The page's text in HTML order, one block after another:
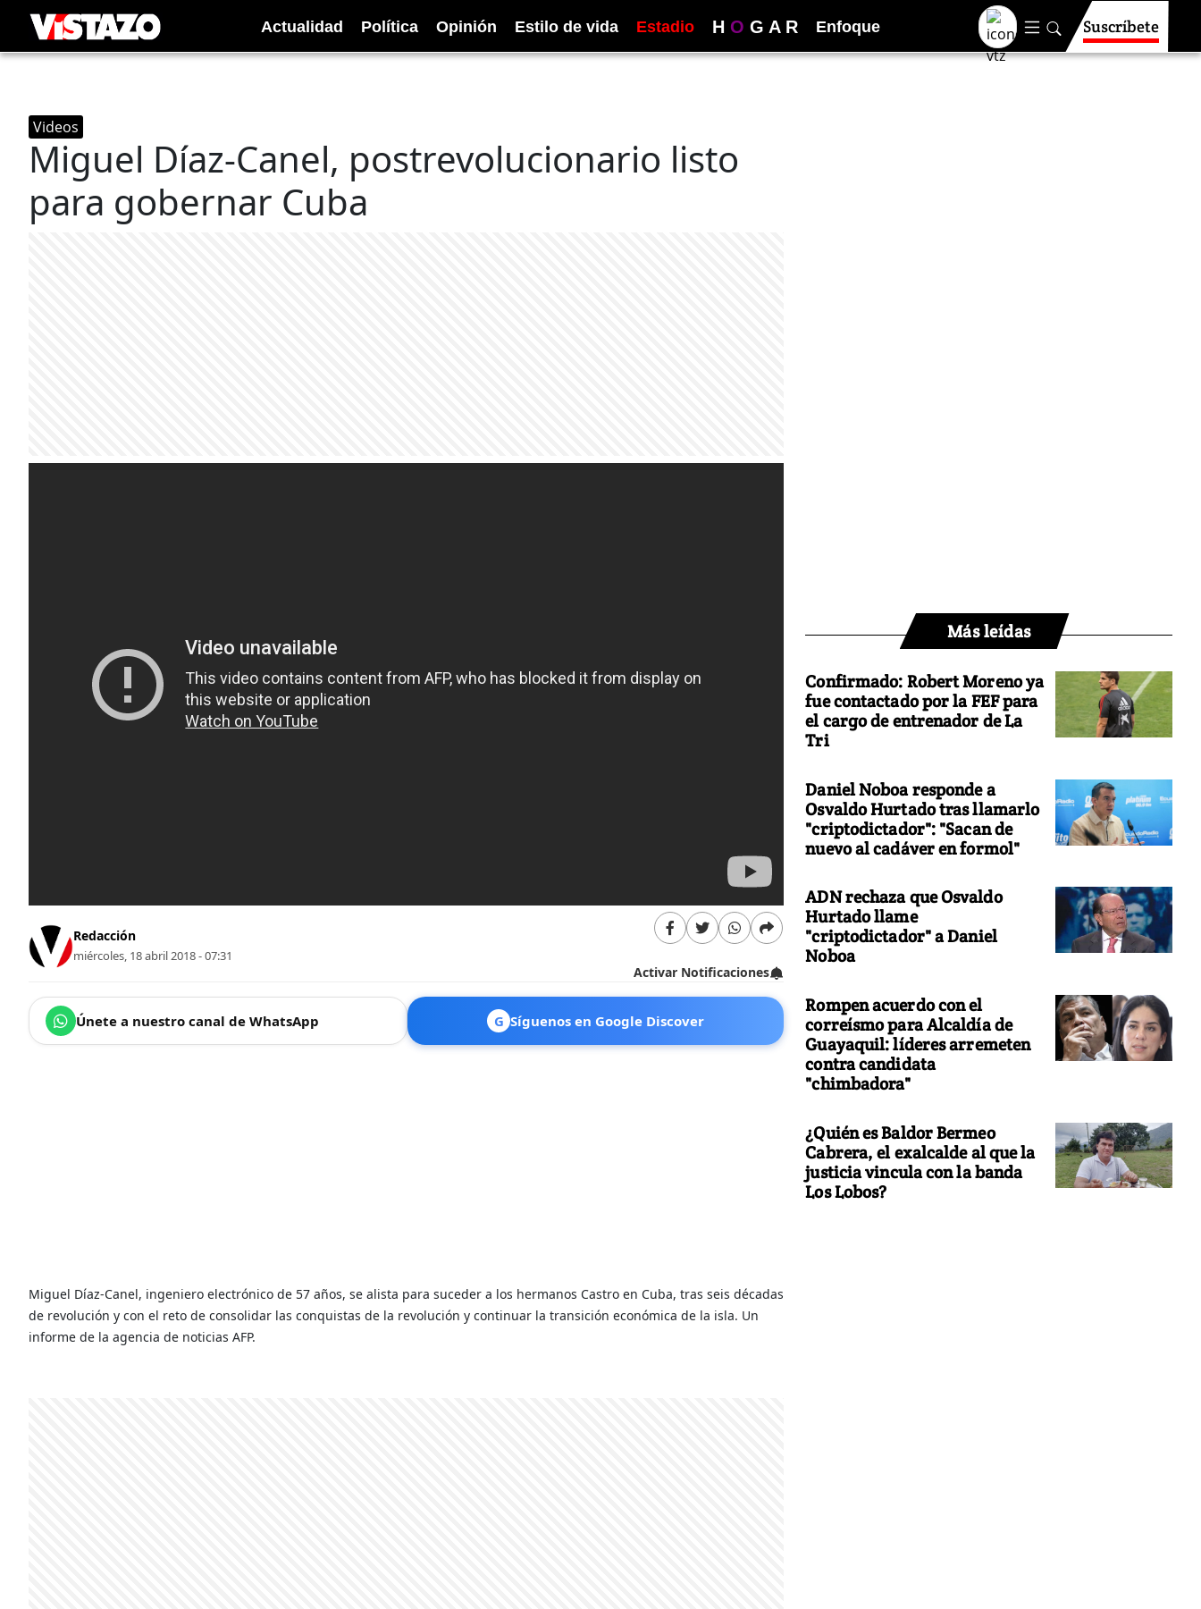
Actualidad Política Opinión Estilo de vida Estadio H O G A R Enfoque Suscríbete
Videos
Miguel Díaz-Canel, postrevolucionario listo
para gobernar Cuba
Redacción
miércoles, 18 abril 2018 - 07:31
Activar Notificaciones
Únete a nuestro canal de WhatsApp G Síguenos en Google Discover
Miguel Díaz-Canel, ingeniero electrónico de 57 años, se alista para suceder a los hermanos Castro en Cuba, tras seis décadas
de revolución y con el reto de consolidar las conquistas de la revolución y continuar la transición económica de la isla. Un
informe de la agencia de noticias AFP.
Más leídas
Confirmado: Robert Moreno ya
fue contactado por la FEF para
el cargo de entrenador de La
Tri
Daniel Noboa responde a
Osvaldo Hurtado tras llamarlo
"criptodictador": "Sacan de
nuevo al cadáver en formol"
ADN rechaza que Osvaldo
Hurtado llame
"criptodictador" a Daniel
Noboa
Rompen acuerdo con el
correísmo para Alcaldía de
Guayaquil: líderes arremeten
contra candidata
"chimbadora"
¿Quién es Baldor Bermeo
Cabrera, el exalcalde al que la
justicia vincula con la banda
Los Lobos?